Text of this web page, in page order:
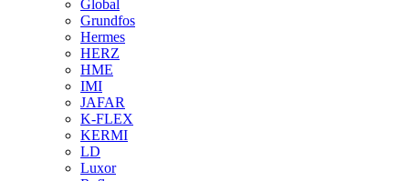
Global
Grundfos
Hermes
HERZ
HME
IMI
JAFAR
K-FLEX
KERMI
LD
Luxor